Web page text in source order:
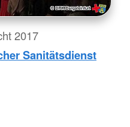
2017
Sanitätsdienst